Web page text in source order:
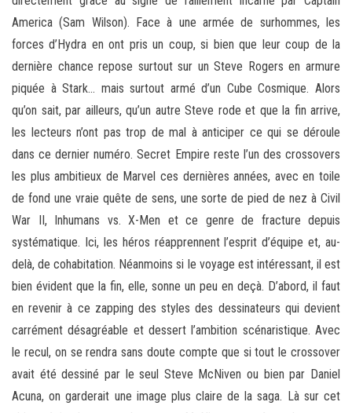
America (Sam Wilson). Face à une armée de surhommes, les
forces d’Hydra en ont pris un coup, si bien que leur coup de la
dernière chance repose surtout sur un Steve Rogers en armure
piquée à Stark… mais surtout armé d’un Cube Cosmique. Alors
qu’on sait, par ailleurs, qu’un autre Steve rode et que la fin arrive,
les lecteurs n’ont pas trop de mal à anticiper ce qui se déroule
dans ce dernier numéro. Secret Empire reste l’un des crossovers
les plus ambitieux de Marvel ces dernières années, avec en toile
de fond une vraie quête de sens, une sorte de pied de nez à Civil
War II, Inhumans vs. X-Men et ce genre de fracture depuis
systématique. Ici, les héros réapprennent l’esprit d’équipe et, au-
delà, de cohabitation. Néanmoins si le voyage est intéressant, il est
bien évident que la fin, elle, sonne un peu en deçà. D’abord, il faut
en revenir à ce zapping des styles des dessinateurs qui devient
carrément désagréable et dessert l’ambition scénaristique. Avec
le recul, on se rendra sans doute compte que si tout le crossover
avait été dessiné par le seul Steve McNiven ou bien par Daniel
Acuna, on garderait une image plus claire de la saga. Là sur cet